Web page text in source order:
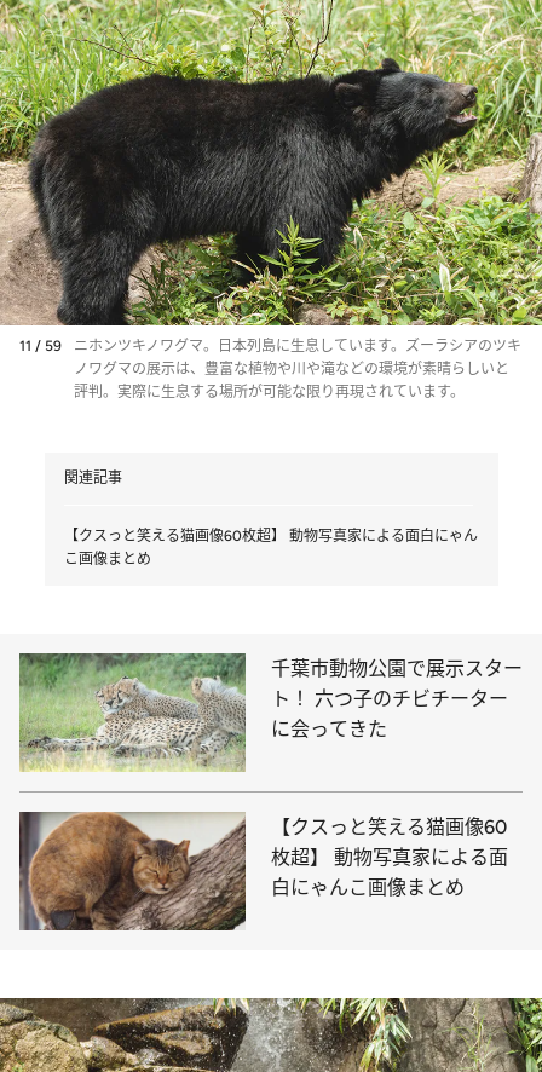
11 / 59
ニホンツキノワグマ。日本列島に生息しています。ズーラシアのツキ
ノワグマの展示は、豊富な植物や川や滝などの環境が素晴らしいと
評判。実際に生息する場所が可能な限り再現されています。
関連記事
【クスっと笑える猫画像60枚超】 動物写真家による面白にゃん
こ画像まとめ
千葉市動物公園で展示スター
ト！ 六つ子のチビチーター
に会ってきた
【クスっと笑える猫画像60
枚超】 動物写真家による面
白にゃんこ画像まとめ